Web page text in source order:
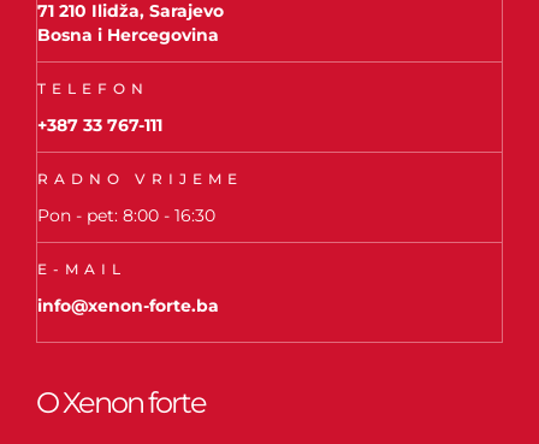
71 210 Ilidža, Sarajevo
Bosna i Hercegovina
TELEFON
+387 33 767-111
RADNO VRIJEME
Pon - pet: 8:00 - 16:30
E-MAIL
info@xenon-forte.ba
O Xenon forte